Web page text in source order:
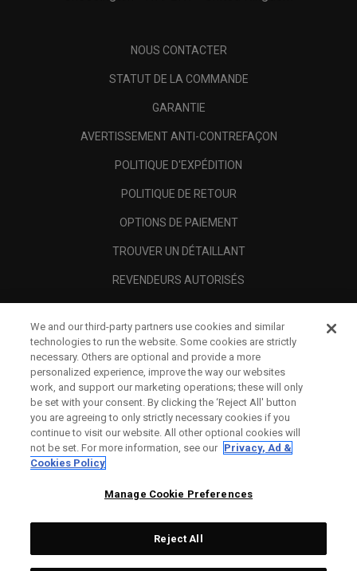
NOUS CONTACTER
STATUT DE LA COMMANDE
GARANTIE
AVERTISSEMENT ANTI-CONTREFAÇON
POLITIQUE D'EXPÉDITION
POLITIQUE DE RETOUR
OPTIONS DE PAIEMENT
TROUVER UN DÉTAILLANT
REVENDEURS AUTORISÉS
A PROPOS
MENTIONS LÉGALES
We and our third-party partners use cookies and similar
technologies to run the website. Some cookies are strictly
necessary. Others are optional and provide a more
personalized experience, improve the way our websites
work, and support our marketing operations; these will only
be set with your consent. By clicking the ‘Reject All' button
you are agreeing to only strictly necessary cookies if you
continue to visit our website. All other optional cookies will
not be set. For more information, see our Privacy, Ad &
Cookies Policy
Manage Cookie Preferences
Reject All